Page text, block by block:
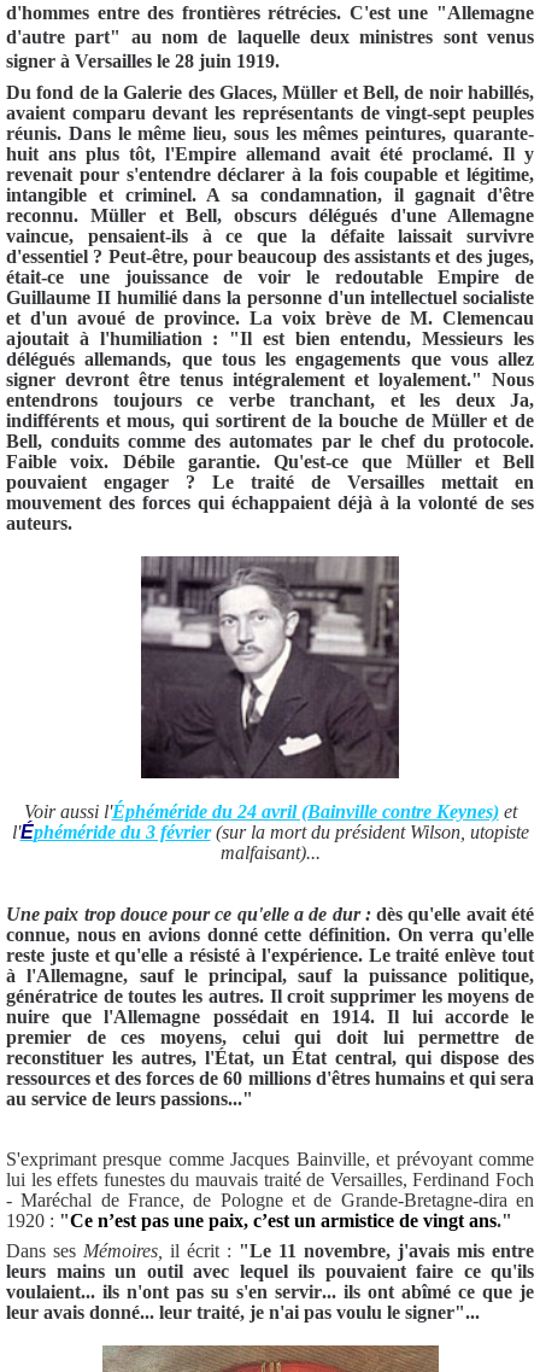
d'hommes entredes frontières rétrécies. C'est une "Allemagne
d'autre part" au nomde laquelledeux ministres sont venus
signer à Versailles le 28 juin 1919.
Du fond dela Galerie des Glaces, Müller et Bell,de noir habillés,
avaient comparudevant les représentants devingt-sept peuples
réunis. Dans le même lieu, sous les mêmes peintures, quarante-
huit ans plus tôt, l'Empire allemand avait été proclamé. Il y
revenait pour s'entendre déclarer à la fois coupable et légitime,
intangible et criminel. A sa condamnation, il gagnait d'être
reconnu. Müller et Bell, obscurs délégués d'une Allemagne
vaincue, pensaient-ils à ce que la défaite laissait survivre
d'essentiel ? Peut-être, pour beaucoup des assistants et des juges,
était-ce une jouissancede voir le redoutable Empire de
Guillaume II humilié dans la personne d'un intellectuel socialiste
et d'un avoué de province. La voix brève de M. Clemencau
ajoutait à l'humiliation : "Il est bien entendu, Messieurs les
délégués allemands, que tous les engagements que vous allez
signer devront être tenus intégralement et loyalement." Nous
entendrons toujours ce verbe tranchant, et les deux Ja,
indifférents et mous, qui sortirentde la bouchede Müller etde
Bell, conduits commedes automates par le chef du protocole.
Faible voix. Débile garantie. Qu'est-ce que Müller et Bell
pouvaient engager ? Le traité de Versailles mettait en
mouvement des forces qui échappaient déjà à la volonté de ses
auteurs.
Voir aussi l'Éphéméride du 24 avril (Bainville contre Keynes)et
l'Éphéméride du 3 février(sur la mort du président Wilson, utopiste
malfaisant)...
Une paix trop douce pour ce qu'elle ade dur :dès qu'elle avait été
connue, nous en avions donné cette définition. On verra qu'elle
reste juste et qu'elle a résisté à l'expérience. Le traité enlève tout
à l'Allemagne, sauf le principal, sauf la puissance politique,
génératrice detoutes les autres. Il croit supprimer les moyensde
nuire que l'Allemagne possédait en 1914. Il lui accordele
premier deces moyens, celui qui doit lui permettrede
reconstituer les autres, l'État, un État central, qui dispose des
ressources etdes forcesde 60 millions d'êtres humains et qui sera
au service de leurs passions..."
S'exprimant presque comme Jacques Bainville, et prévoyant comme
lui les effets funestes du mauvais traité de Versailles, Ferdinand Foch
- Maréchal de France, de Pologne et de Grande-Bretagne-dira en
1920 : "Ce n’est pas une paix, c’est un armistice de vingt ans."
Dans ses Mémoires, il écrit : "Le 11 novembre, j'avais mis entre
leurs mains un outil avec lequel ils pouvaient faire ce qu'ils
voulaient... ils n'ont pas su s'en servir... ils ont abîmé ce que je
leur avais donné... leur traité, je n'ai pas voulu le signer"...